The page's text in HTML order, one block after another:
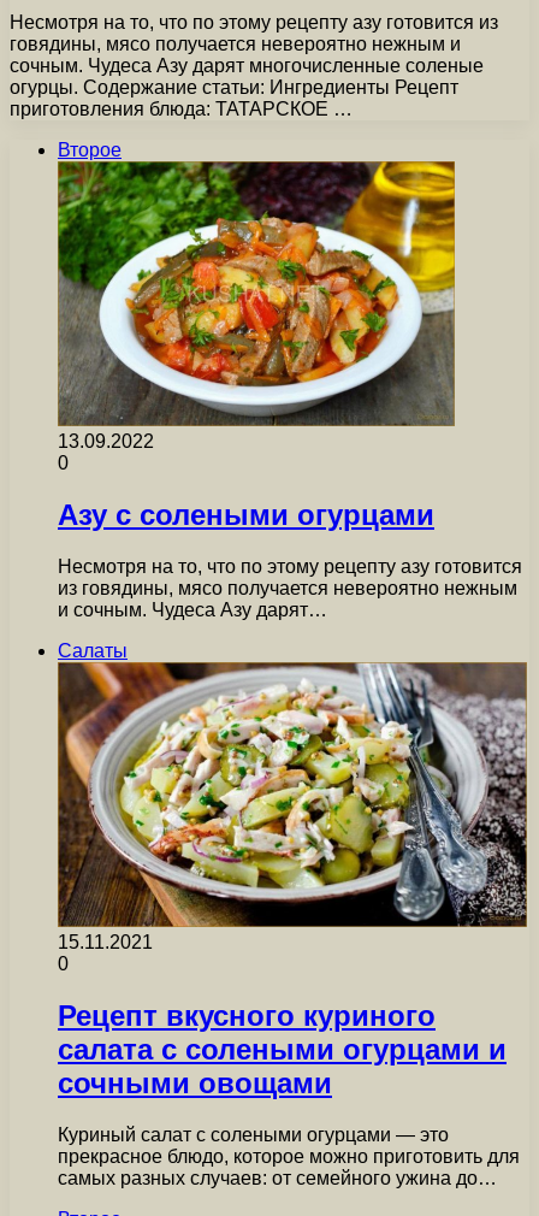
Несмотря на то, что по этому рецепту азу готовится из
говядины, мясо получается невероятно нежным и
сочным. Чудеса Азу дарят многочисленные соленые
огурцы. Содержание статьи: Ингредиенты Рецепт
приготовления блюда: ТАТАРСКОЕ …
Второе
13.09.2022
0
Азу с солеными огурцами
Несмотря на то, что по этому рецепту азу готовится
из говядины, мясо получается невероятно нежным
и сочным. Чудеса Азу дарят…
Салаты
15.11.2021
0
Рецепт вкусного куриного
салата с солеными огурцами и
сочными овощами
Куриный салат с солеными огурцами — это
прекрасное блюдо, которое можно приготовить для
самых разных случаев: от семейного ужина до…